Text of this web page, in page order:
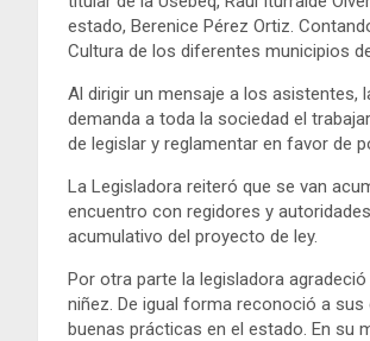
estado, Berenice Pérez Ortiz.
Cultura de los diferentes municipios
Al dirigir un mensaje a los asistentes,
demanda a toda la sociedad el
de legislar y reglamentar en favor de
La Legisladora reiteró que se van
encuentro con regidores y
acumulativo del proyecto de ley.
Por otra parte la legisladora
niñez. De igual forma reconoció a
buenas prácticas en el estado. En su